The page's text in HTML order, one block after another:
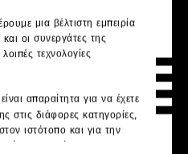
White Caviar Pearl Infusion –
198
€ 802,95
€ 2.676,50 /100ml
μια βέλτιστη εμπειρία
οι συνεργάτες της
τεχνολογίες
απαραίτητα για να έχετε
στις διάφορες κατηγορίες,
ιστότοπο και για την
απαραίτητα για την